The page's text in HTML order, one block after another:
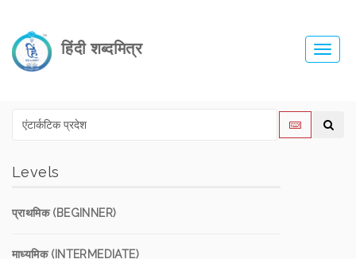
हिंदी शब्दमित्र
Levels
प्राथमिक (BEGINNER)
माध्यमिक (INTERMEDIATE)